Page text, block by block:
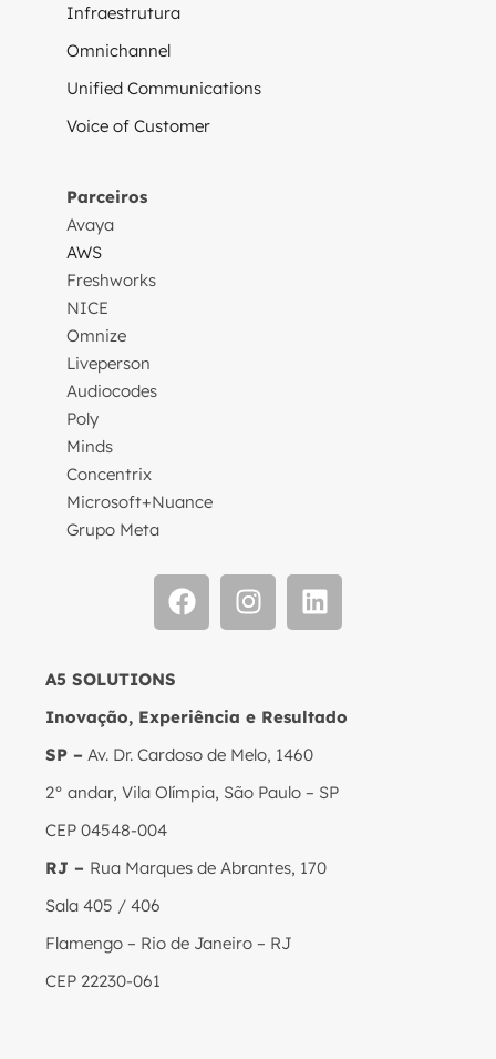
Infraestrutura
Omnichannel
Unified Communications
Voice of Customer
Parceiros
Avaya
AWS
Freshworks
NICE
Omnize
Liveperson
Audiocodes
Poly
Minds
Concentrix
Microsoft+Nuance
Grupo Meta
A5 SOLUTIONS
Inovação, Experiência e Resultado
SP – Av. Dr. Cardoso de Melo, 1460
2° andar, Vila Olímpia, São Paulo – SP
CEP 04548-004
RJ – Rua Marques de Abrantes, 170
Sala 405 / 406
Flamengo – Rio de Janeiro – RJ
CEP 22230-061